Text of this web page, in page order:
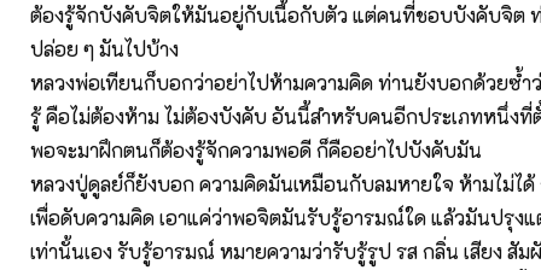
ต้องรู้จักบังคับจิตให้มันอยู่กับเนื้อกับตัว แต่คนที่ชอบบังคับจิต
ปล่อย ๆ มันไปบ้าง
หลวงพ่อเทียนก็บอกว่าอย่าไปห้ามความคิด ท่านยังบอกด้วยซ้ำ
รู้ คือไม่ต้องห้าม ไม่ต้องบังคับ อันนี้สำหรับคนอีกประเภทหนึ่งที่
พอจะมาฝึกตนก็ต้องรู้จักความพอดี ก็คืออย่าไปบังคับมัน
หลวงปู่ดูลย์ก็ยังบอก ความคิดมันเหมือนกับลมหายใจ ห้ามไม่ได้
เพื่อดับความคิด เอาแค่ว่าพอจิตมันรับรู้อารมณ์ใด แล้วมันปรุง
เท่านั้นเอง รับรู้อารมณ์ หมายความว่ารับรู้รูป รส กลิ่น เสียง สัม